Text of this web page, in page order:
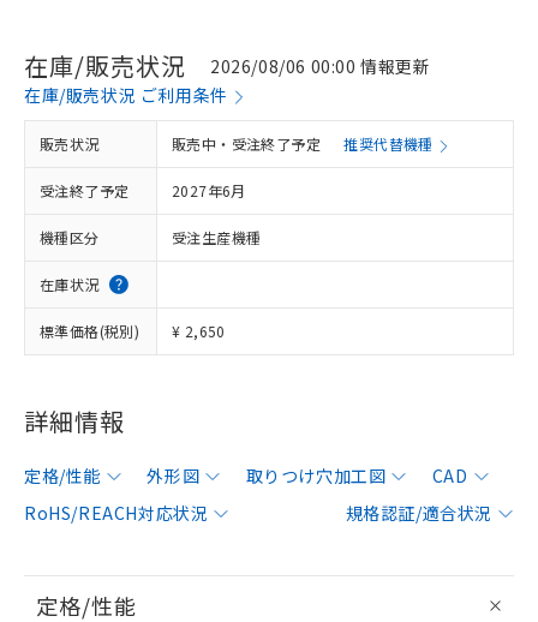
在庫/販売状況
2026/08/06 00:00 情報更新
在庫/販売状況 ご利用条件
販売状況 販売中・受注終了予定 推奨代替機種
受注終了予定 2027年6月
機種区分 受注生産機種
在庫状況
標準価格(税別) ¥ 2,650
詳細情報
定格/性能 外形図 取りつけ穴加工図
CAD
RoHS/REACH対応状況
規格認証/適合状況
定格/性能